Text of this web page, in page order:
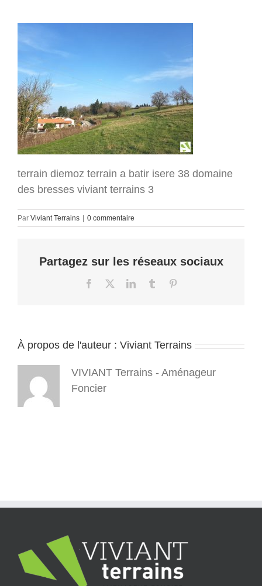
terrain diemoz terrain a batir isere 38 domaine
des bresses viviant terrains 3
Par Viviant Terrains 0 commentaire
Partagez sur les réseaux sociaux
Facebook LinkedInTumblr
À propos de l'auteur : Viviant Terrains
VIVIANT Terrains - Aménageur
Foncier